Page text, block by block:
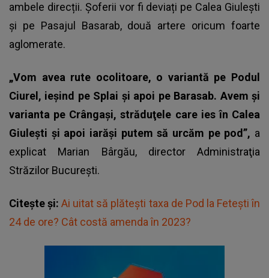
ambele direcții. Șoferii vor fi deviați pe Calea Giulești
și pe Pasajul Basarab, două artere oricum foarte
aglomerate.
„Vom avea rute ocolitoare, o variantă pe Podul
Ciurel, ieşind pe Splai şi apoi pe Barasab. Avem şi
varianta pe Crângaşi, străduţele care ies în Calea
Giuleşti şi apoi iarăşi putem să urcăm pe pod”, a
explicat Marian Bârgău, director Administraţia
Străzilor Bucureşti.
Citește și:Ai uitat să plătești taxa de Pod la Fetești în
24 de ore? Cât costă amenda în 2023?